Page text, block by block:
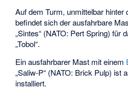
Auf dem Turm, unmittelbar hinter
befindet sich der ausfahrbare
„Sintes“ (NATO: Pert Spring) für
„Tobol“.
Ein ausfahrbarer Mast mit einem
„Saliw-P“ (NATO: Brick Pulp) ist
installiert.